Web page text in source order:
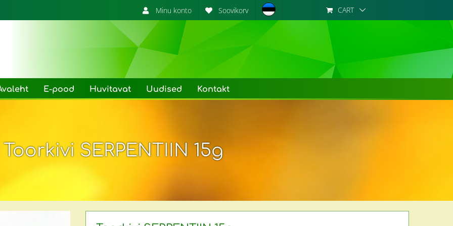
Minu konto Soovikorv CART
E-pood Huvitavat Uudised Kontakt
Toorkivi SERPENTIIN 15g